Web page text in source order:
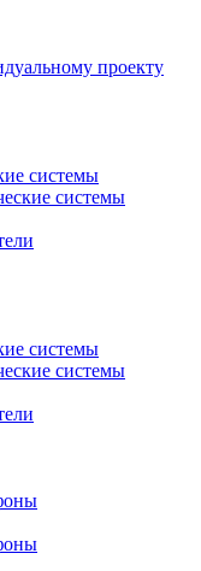
проекту
системы
системы
системы
системы